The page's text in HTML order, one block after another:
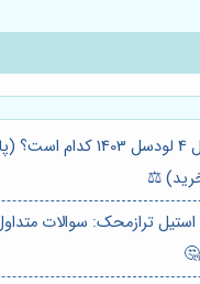
⭐️ بهترین باسکول 4 لودسل 1403
⚖️
ترازمحک: سوالات